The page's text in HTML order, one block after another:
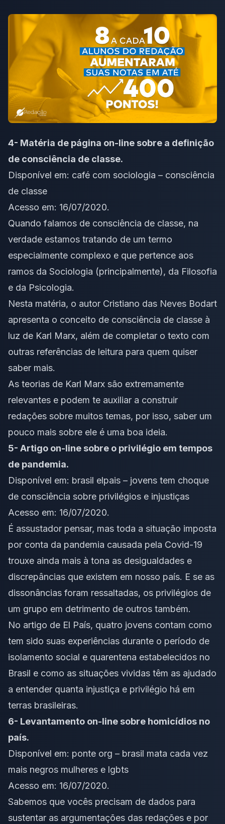
4- Matéria de página on-line sobre a definição
de consciência de classe.
Disponível em: café com sociologia – consciência
de classe
Acesso em: 16/07/2020.
Quando falamos de consciência de classe, na
verdade estamos tratando de um termo
especialmente complexo e que pertence aos
ramos da Sociologia (principalmente), da Filosofia
e da Psicologia.
Nesta matéria, o autor Cristiano das Neves Bodart
apresenta o conceito de consciência de classe à
luz de Karl Marx, além de completar o texto com
outras referências de leitura para quem quiser
saber mais.
As teorias de Karl Marx são extremamente
relevantes e podem te auxiliar a construir
redações sobre muitos temas, por isso, saber um
pouco mais sobre ele é uma boa ideia.
5- Artigo on-line sobre o privilégio em tempos
de pandemia.
Disponível em: brasil elpais – jovens tem choque
de consciência sobre privilégios e injustiças
Acesso em: 16/07/2020.
É assustador pensar, mas toda a situação imposta
por conta da pandemia causada pela Covid-19
trouxe ainda mais à tona as desigualdades e
discrepâncias que existem em nosso país. E se as
dissonâncias foram ressaltadas, os privilégios de
um grupo em detrimento de outros também.
No artigo de El País, quatro jovens contam como
tem sido suas experiências durante o período de
isolamento social e quarentena estabelecidos no
Brasil e como as situações vividas têm as ajudado
a entender quanta injustiça e privilégio há em
terras brasileiras.
6- Levantamento on-line sobre homicídios no
país.
Disponível em: ponte org – brasil mata cada vez
mais negros mulheres e lgbts
Acesso em: 16/07/2020.
Sabemos que vocês precisam de dados para
sustentar as argumentações das redações e por